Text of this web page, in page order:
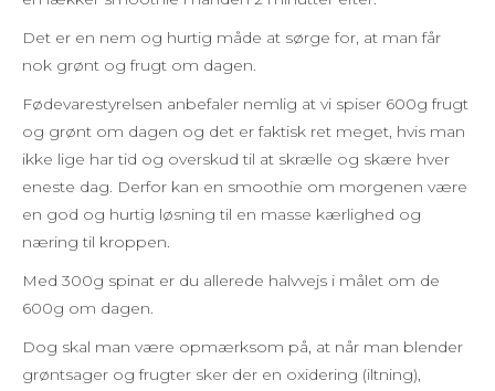
Det er en nem og hurtig måde at sørge for, at man får
nok grønt og frugt om dagen.
Fødevarestyrelsen anbefaler nemlig at vi spiser 600g frugt
og grønt om dagen og det er faktisk ret meget, hvis man
ikke lige har tid og overskud til at skrælle og skære hver
eneste dag. Derfor kan en smoothie om morgenen være
en god og hurtig løsning til en masse kærlighed og
næring til kroppen.
Med 300g spinat er du allerede halvvejs i målet om de
600g om dagen.
Dog skal man være opmærksom på, at når man blender
grøntsager og frugter sker der en oxidering (iltning),